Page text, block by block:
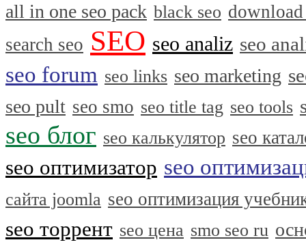
all in one seo pack black seo download
search seo SEO seo analiz seo
seo forum seo links seo marketing
seo pult seo smo seo title tag seo tools
seo блог seo калькулятор seo
seo оптимизатор seo
сайта joomla seo оптимизация
seo торрент seo цена smo seo ru